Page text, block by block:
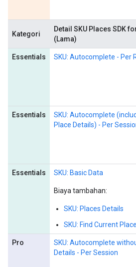
Kategori
Detail SKU Places SDK
(Lama)
Essentials SKU: Autocomplete - Per
Essentials
SKU: Autocomplete
Place Details) - Per
Essentials SKU: Basic Data
Biaya tambahan:
SKU: Places Details
SKU: Find Current Place
Pro
SKU: Autocomplete
Details - Per Session